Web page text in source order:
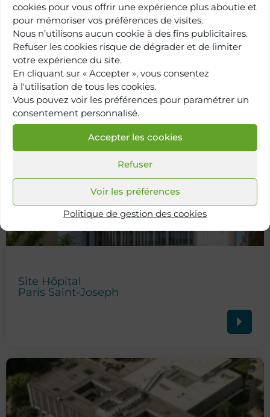
cookies pour vous offrir une expérience plus aboutie et
pour mémoriser vos préférences de visites.
Nous n’utilisons aucun cookie à des fins publicitaires.
Refuser les cookies risque de dégrader et de limiter
votre expérience du site.
En cliquant sur « Accepter », vous consentez
à l'utilisation de tous les cookies.
Vous pouvez voir les préférences pour paramétrer un
consentement personnalisé.
Accepter les cookies
Refuser
Voir les préférences
Politique de gestion des cookies
Retour à
l'annuaire
Site Hôpital
Paris Saint-Joseph